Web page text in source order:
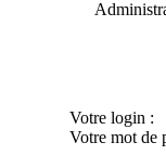
Votre login :
Votre mot de